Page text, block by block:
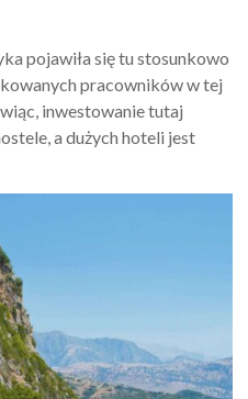
pojawiła się tu stosunkowo
pracowników w tej
inwestowanie tutaj
a dużych hoteli jest